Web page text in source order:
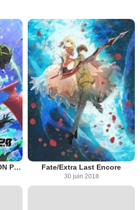
#COMPASS2.0 ANIMATION PROJECT Fate/Extra Last Encore
30 juin 2018